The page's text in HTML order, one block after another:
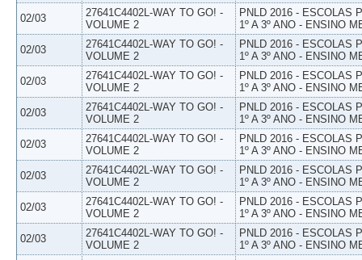
02/03
27641C4402L-WAY TO GO! -
VOLUME 2
PNLD 2016 - ESCOLAS
1º A 3º ANO - ENSINO
02/03
27641C4402L-WAY TO GO! -
VOLUME 2
PNLD 2016 - ESCOLAS
1º A 3º ANO - ENSINO
02/03
27641C4402L-WAY TO GO! -
VOLUME 2
PNLD 2016 - ESCOLAS
1º A 3º ANO - ENSINO
02/03
27641C4402L-WAY TO GO! -
VOLUME 2
PNLD 2016 - ESCOLAS
1º A 3º ANO - ENSINO
02/03
27641C4402L-WAY TO GO! -
VOLUME 2
PNLD 2016 - ESCOLAS
1º A 3º ANO - ENSINO
02/03
27641C4402L-WAY TO GO! -
VOLUME 2
PNLD 2016 - ESCOLAS
1º A 3º ANO - ENSINO
02/03
27641C4402L-WAY TO GO! -
VOLUME 2
PNLD 2016 - ESCOLAS
1º A 3º ANO - ENSINO
02/03
27641C4402L-WAY TO GO! -
VOLUME 2
PNLD 2016 - ESCOLAS
1º A 3º ANO - ENSINO